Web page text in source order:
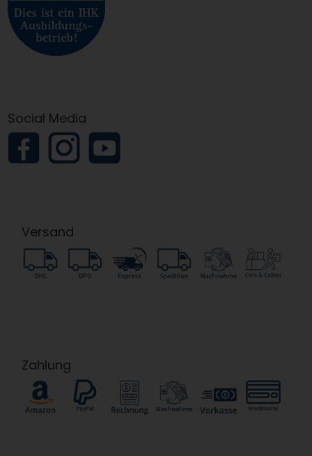
Social Media
Versand
Zahlung